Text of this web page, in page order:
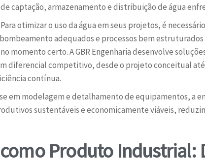
de captação, armazenamento e distribuição de água
Para otimizar o uso da água em seus projetos, é
adequados e processos bem
momento certo. A GBR Engenharia desenvolve
diferencial competitivo, desde o projeto conceitual
contínua.
em modelagem e detalhamento de equipamentos, a
sustentáveis e economicamente viáveis,
Produto Industrial: